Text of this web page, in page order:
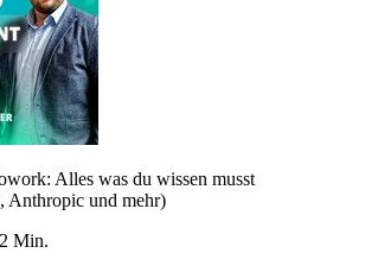
Alles was du wissen musst
Anthropic und mehr)
Min.